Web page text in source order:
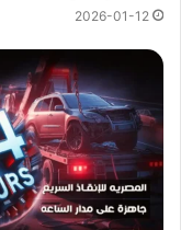
ونش انقاذ
يمكن لفريقونش
وبأسعار معقولة كل ما
ونرسل لك على الفور
بالقرب من مكان تعطل
01144849927او
2026-01-12